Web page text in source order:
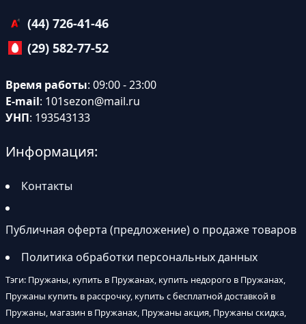
(44) 726-41-46
(29) 582-77-52
Время работы: 09:00 - 23:00
E-mail: 101sezon@mail.ru
УНП: 193543133
Информация:
Контакты
Публичная оферта (предложение) о продаже товаров
Политика обработки персональных данных
Тэги: Пружаны, купить в Пружанах, купить недорого в Пружанах,
Пружаны купить в рассрочку, купить с бесплатной доставкой в
Пружаны, магазин в Пружанах, Пружаны акция, Пружаны скидка,